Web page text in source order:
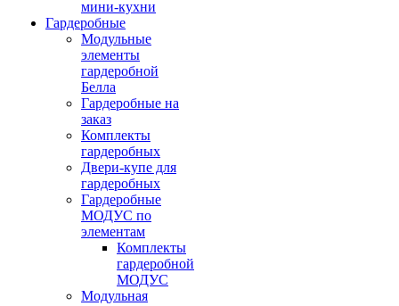
мини-кухни
Гардеробные
Модульные
элементы
гардеробной
Белла
Гардеробные на
заказ
Комплекты
гардеробных
Двери-купе для
гардеробных
Гардеробные
МОДУС по
элементам
Комплекты
гардеробной
МОДУС
Модульная